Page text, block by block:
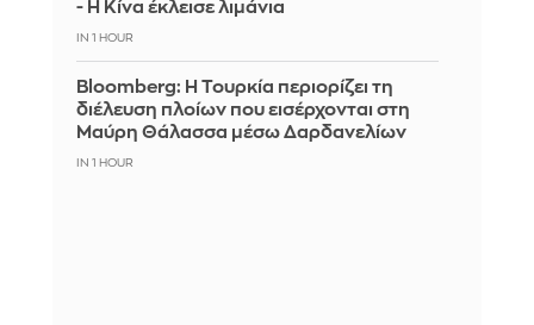
- Η Κίνα έκλεισε λιμάνια
IN 1 HOUR
Bloomberg: Η Τουρκία περιορίζει τη
διέλευση πλοίων που εισέρχονται στη
Μαύρη Θάλασσα μέσω Δαρδανελίων
IN 1 HOUR